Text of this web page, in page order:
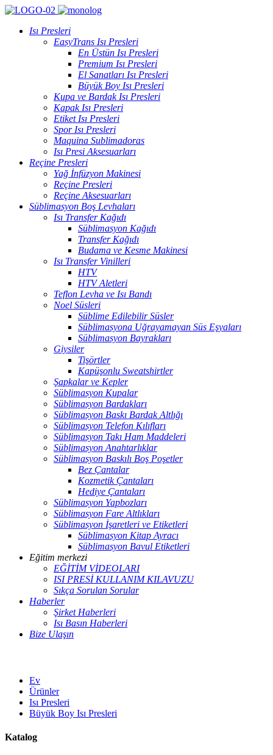
Isı Presleri
EasyTrans Isı Presleri
En Üstün Isı Presleri
Premium Isı Presleri
El Sanatları Isı Presleri
Büyük Boy Isı Presleri
Kupa ve Bardak Isı Presleri
Kapak Isı Presleri
Etiket Isı Presleri
Spor Isı Presleri
Maquina Sublimadoras
Isı Presi Aksesuarları
Reçine Presleri
Yağ İnfüzyon Makinesi
Reçine Presleri
Reçine Aksesuarları
Süblimasyon Boş Levhaları
Isı Transfer Kağıdı
Süblimasyon Kağıdı
Transfer Kağıdı
Budama ve Kesme Makinesi
Isı Transfer Vinilleri
HTV
HTV Aletleri
Teflon Levha ve Isı Bandı
Noel Süsleri
Süblime Edilebilir Süsler
Süblimasyona Uğrayamayan Süs Eşyaları
Süblimasyon Bayrakları
Giysiler
Tişörtler
Kapüşonlu Sweatshirtler
Şapkalar ve Kepler
Süblimasyon Kupalar
Süblimasyon Bardakları
Süblimasyon Baskı Bardak Altlığı
Süblimasyon Telefon Kılıfları
Süblimasyon Takı Ham Maddeleri
Süblimasyon Anahtarlıklar
Süblimasyon Baskılı Boş Poşetler
Bez Çantalar
Kozmetik Çantaları
Hediye Çantaları
Süblimasyon Yapbozları
Süblimasyon Fare Altlıkları
Süblimasyon İşaretleri ve Etiketleri
Süblimasyon Kitap Ayracı
Süblimasyon Bavul Etiketleri
Eğitim merkezi
EĞİTİM VİDEOLARI
ISI PRESİ KULLANIM KILAVUZU
Sıkça Sorulan Sorular
Haberler
Şirket Haberleri
Isı Basın Haberleri
Bize Ulaşın
Ev
Ürünler
Isı Presleri
Büyük Boy Isı Presleri
Katalog